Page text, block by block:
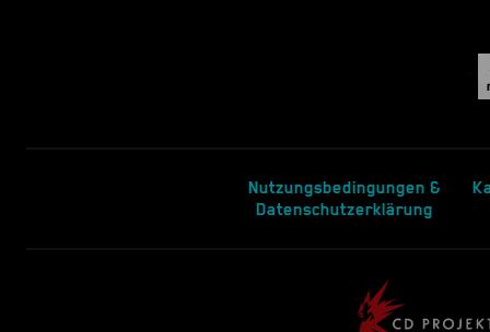
Nutzungsbedingungen &
Datenschutzerklärung